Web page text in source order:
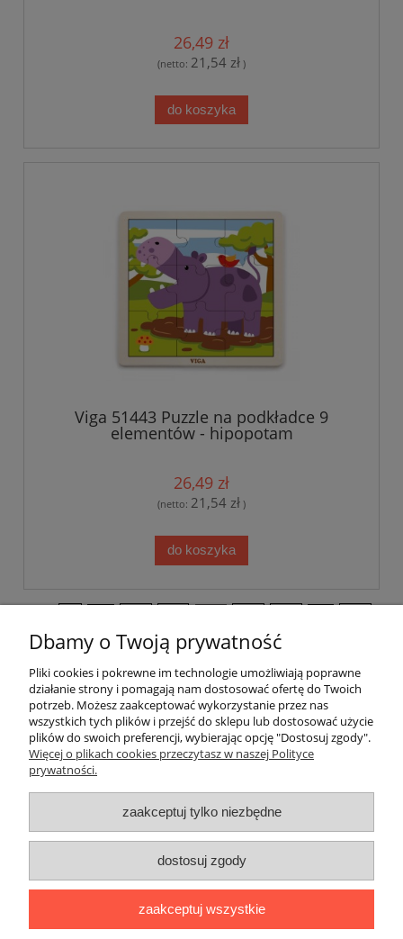
26,49 zł
(netto: 21,54 zł )
do koszyka
Viga 51443 Puzzle na podkładce 9
elementów - hipopotam
26,49 zł
(netto: 21,54 zł )
do koszyka
»
Pomoc
Dostawa
Gwarancja i zwroty
O firmie
|ul. Sienkiewicza 11 F|59-850 Świeradów
Zdrój|TELEFON:608 087 097|MAIL:
Dbamy o Twoją prywatność
Pliki cookies i pokrewne im technologie umożliwiają poprawne
działanie strony i pomagają nam dostosować ofertę do Twoich
potrzeb. Możesz zaakceptować wykorzystanie przez nas
wszystkich tych plików i przejść do sklepu lub dostosować użycie
plików do swoich preferencji, wybierając opcję "Dostosuj zgody".
Więcej o plikach cookies przeczytasz w naszej Polityce
prywatności.
zaakceptuj tylko niezbędne
dostosuj zgody
zaakceptuj wszystkie